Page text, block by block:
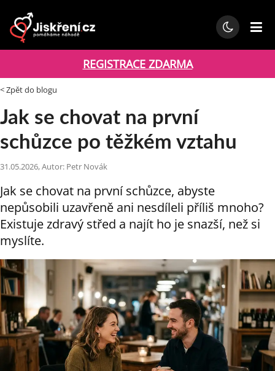
REGISTRACE ZDARMA
< Zpět do blogu
Jak se chovat na první
schůzce po těžkém vztahu
31.05.2026, Autor: Petr Novák
Jak se chovat na první schůzce, abyste
nepůsobili uzavřeně ani nesdíleli příliš mnoho?
Existuje zdravý střed a najít ho je snazší, než si
myslíte.